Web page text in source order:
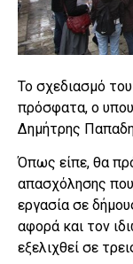
Το σχεδιασμό
πρόσφατα, ο
Δημήτρης
Όπως είπε, θα
απασχόλησης
εργασία σε
αφορά και τον
εξελιχθεί σε